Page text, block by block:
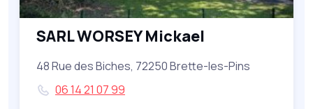
SARL WORSEY Mickael
48 Rue des Biches, 72250 Brette-les-Pins
06 14 21 07 99